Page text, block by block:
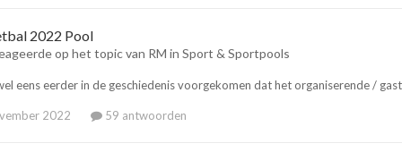
2022 Pool
op het topic van RM in Sport & Sportpools
eens eerder in de geschiedenis voorgekomen dat het organiserende /
2022 59 antwoorden